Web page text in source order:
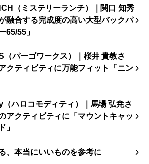
（ミステリーランチ）｜関口 知秀
融合する完成度の高い大型バックパ
65/55」
（パーゴワークス）｜桜井 貴教さ
クティビティに万能フィット「ニン
ハロコモディティ）｜馬場 弘尭さ
アクティビティに「マウントキャッ
」
、本当にいいものを参考に